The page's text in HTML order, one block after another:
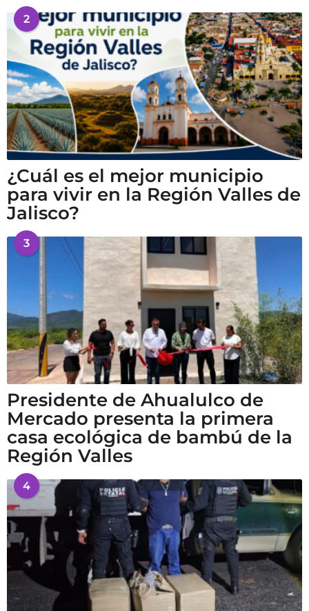
2
¿Cuál es el mejor municipio
para vivir en la Región Valles de
Jalisco?
3
Presidente de Ahualulco de
Mercado presenta la primera
casa ecológica de bambú de la
Región Valles
4